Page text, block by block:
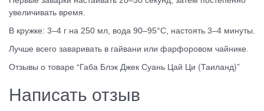
увеличивать время.
В кружке: 3–4 г на 250 мл, вода 90–95°C, настоять 3–4 минуты.
Лучше всего заваривать в гайвани или фарфоровом чайнике.
Отзывы о товаре “Габа Блэк Джек Суань Цай Ци (Таиланд)”
Написать отзыв